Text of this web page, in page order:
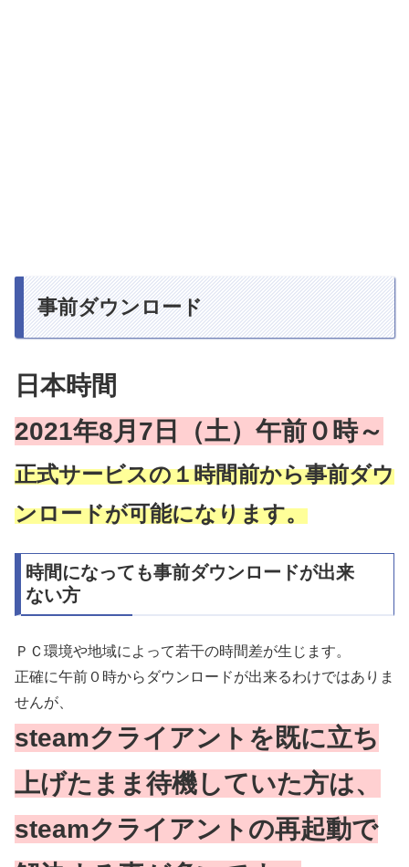
事前ダウンロード
日本時間
2021年8月7日（土）午前０時～
正式サービスの１時間前から事前ダウ
ンロードが可能になります。
時間になっても事前ダウンロードが出来
ない方
ＰＣ環境や地域によって若干の時間差が生じます。
正確に午前０時からダウンロードが出来るわけではありま
せんが、
steamクライアントを既に立ち
上げたまま待機していた方は、
steamクライアントの再起動で